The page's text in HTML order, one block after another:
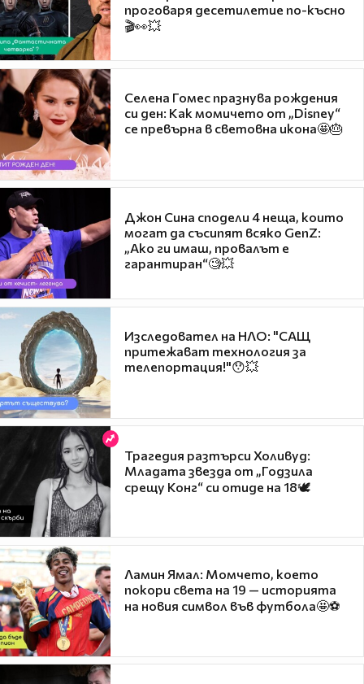
проговаря десетилетие по-късно
🎬👀💥
Селена Гомес празнува рождения
си ден: Как момичето от „Disney“
се превърна в световна икона🤩🎂
Джон Сина сподели 4 неща, които
могат да съсипят всяко GenZ:
„Ако ги имаш, провалът е
гарантиран“🧐💥
Изследовател на НЛО: "САЩ
притежават технология за
телепортация!"😯💥
Трагедия разтърси Холивуд:
Младата звезда от „Годзила
срещу Конг“ си отиде на 18🕊️
Ламин Ямал: Момчето, което
покори света на 19 — историята
на новия символ във футбола🤩⚽